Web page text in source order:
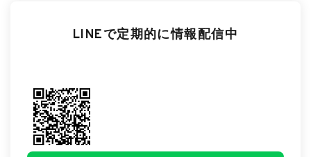
LINEで定期的に情報配信中